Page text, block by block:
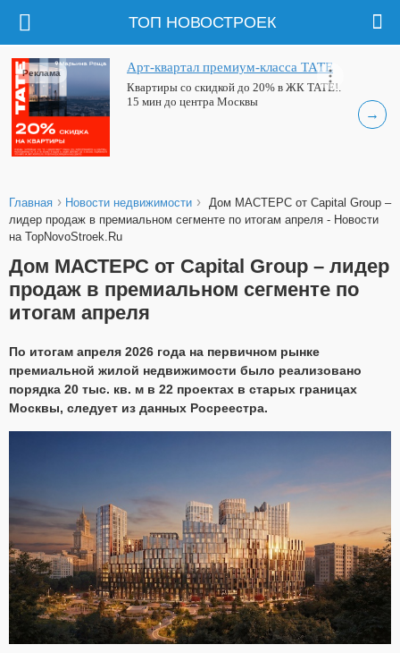
ТОП НОВОСТРОЕК
→
Арт-квартал премиум-класса ТАТЕ
Квартиры со скидкой до 20% в ЖК ТАТЕ!.
15 мин до центра Москвы
Реклама
Главная › Новости недвижимости › Дом МАСТЕРС от Capital Group –
лидер продаж в премиальном сегменте по итогам апреля - Новости
на TopNovoStroek.Ru
Дом МАСТЕРС от Capital Group – лидер
продаж в премиальном сегменте по
итогам апреля
По итогам апреля 2026 года на первичном рынке
премиальной жилой недвижимости было реализовано
порядка 20 тыс. кв. м в 22 проектах в старых границах
Москвы, следует из данных Росреестра.